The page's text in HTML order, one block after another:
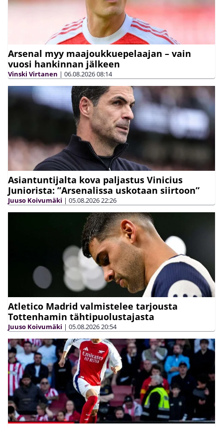
Arsenal myy maajoukkuepelaajan – vain
vuosi hankinnan jälkeen
Vinski Virtanen | 06.08.202608:14
Asiantuntijalta kova paljastus Vinicius
Juniorista: ”Arsenalissa uskotaan siirtoon”
Juuso Koivumäki | 05.08.202622:26
Atletico Madrid valmistelee tarjousta
Tottenhamin tähtipuolustajasta
Juuso Koivumäki | 05.08.202620:54